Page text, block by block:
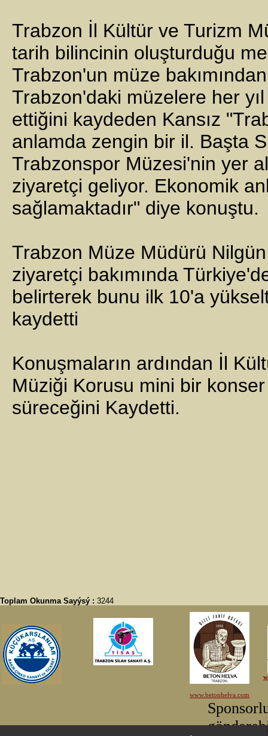
Trabzon İl Kültür ve Turizm
tarih bilincinin oluşturduğu
Trabzon'un müze
Trabzon'daki müzelere her
ettiğini kaydeden Kansız
anlamda zengin bir il. Başta
Trabzonspor Müzesi'nin yer
ziyaretçi geliyor. Ekonomik
sağlamaktadır" diye konuştu.
Trabzon Müze Müdürü
ziyaretçi bakımında
belirterek bunu ilk 10'a
kaydetti
Konuşmaların ardından İl
Müziği Korusu mini bir
süreceğini Kaydetti.
Toplam Okunma Sayýsý : 3244